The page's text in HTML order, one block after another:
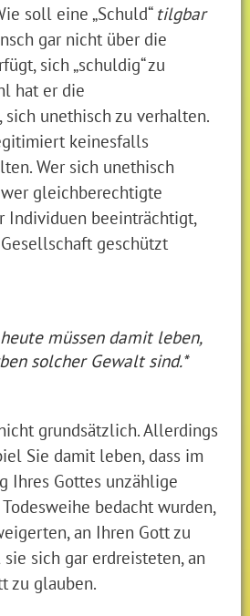
soll eine „Schuld“ tilgbar
gar nicht über die
sich „schuldig“ zu
hat er die
unethisch zu verhalten.
keinesfalls
Wer sich unethisch
gleichberechtigte
Individuen beeinträchtigt,
geschützt
müssen damit leben,
solcher Gewalt sind.*
grundsätzlich. Allerdings
Sie damit leben, dass im
Ihres Gottes unzählige
bedacht wurden,
an Ihren Gott zu
sich gar erdreisteten, an
zu glauben.